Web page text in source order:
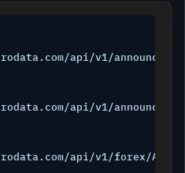
api/v1/
api/v1/
api/v1/forex/AUD/